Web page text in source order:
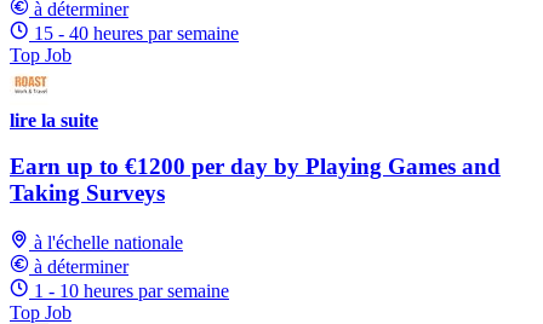
à déterminer
15 - 40 heures par semaine
Top Job
lire la suite
Earn up to €1200 per day by Playing Games and
Taking Surveys
à l'échelle nationale
à déterminer
1 - 10 heures par semaine
Top Job